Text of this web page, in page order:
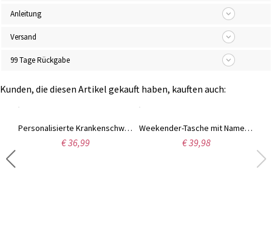
Anleitung
Versand
99 Tage Rückgabe
Kunden, die diesen Artikel gekauft haben, kauften auch:
Personalisierte Krankenschwester-Einkaufstasche mit Namen, individuelle Krankenschwester-Leinwand-Einkaufstasche, medizinische Tragetasche mit Reißverschluss, Krankenschwester-Wochen-Geschenk, Dankeschön-Geschenke für Krankenschwester/Arzt
€ 36,99
Weekender-Tasche mit Namen, personalisierte Reisetasche, wasserdichte Krankenhaustasche, Nachttasche für Frauen, Geburtstags-/Schulanfangs-/Wochenendgeschenk für Mädchen
€ 39,98